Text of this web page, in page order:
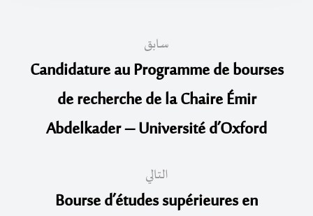
سابق
Candidature au Programme de bourses
de recherche de la Chaire Émir
Abdelkader – Université d’Oxford
التالي
Bourse d’études supérieures en